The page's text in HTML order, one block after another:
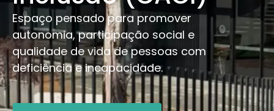
Espaço pensado para promover
autonomia, participação social e
qualidade de vida de pessoas com
deficiência e incapacidade.